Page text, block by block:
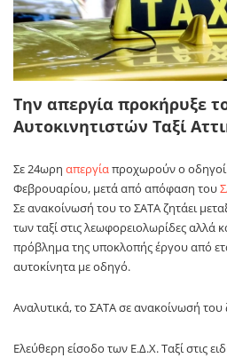
Την απεργία προκήρυξε
Αυτοκινητιστών Ταξί
Σε 24ωρη απεργίαπροχωρούν ο οδηγοί
Φεβρουαρίου, μετά από απόφαση του
Σε ανακοίνωσή του το ΣΑΤΑ ζητάει
των ταξί στις λεωφορειολωρίδες αλλά
πρόβλημα της υποκλοπής έργου από
αυτοκίνητα με οδηγό.
Αναλυτικά, το ΣΑΤΑ σε ανακοίνωσή του
Ελεύθερη είσοδο των Ε.Δ.Χ. Ταξί στις